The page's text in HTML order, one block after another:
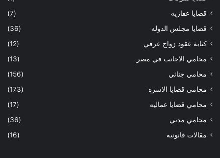
قضايا عقاريه
(7)
قضايا مجلس الدوله
(36)
كتابة عقود زواج عرفي
(12)
محامي الاجانب في مصر
(13)
محامي جنائي
(156)
محامي قضايا الاسره
(173)
محامي قضايا عماليه
(17)
محامي مدني
(36)
مقالات قانونيه
(16)